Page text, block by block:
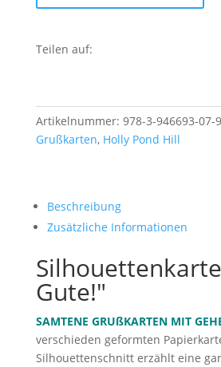
Teilen auf:
Artikelnummer: 978-3-946693-07-9
Grußkarten, Holly Pond Hill
Beschreibung
Zusätzliche Informationen
Gute!"
SAMTENE GRUßKARTEN MIT
verschieden geformten
Silhouettenschnitt erzählt eine